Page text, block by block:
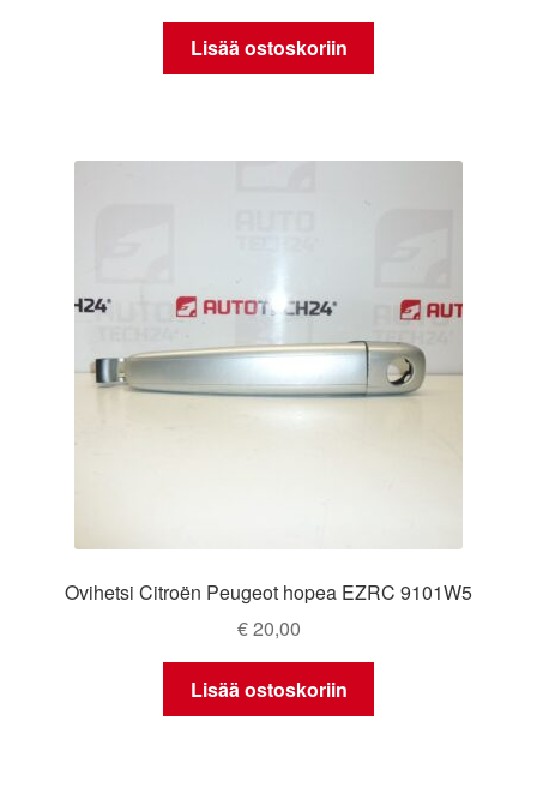
Lisää ostoskoriin
Ovihetsi Citroën Peugeot hopea EZRC 9101W5
€20,00
Lisää ostoskoriin